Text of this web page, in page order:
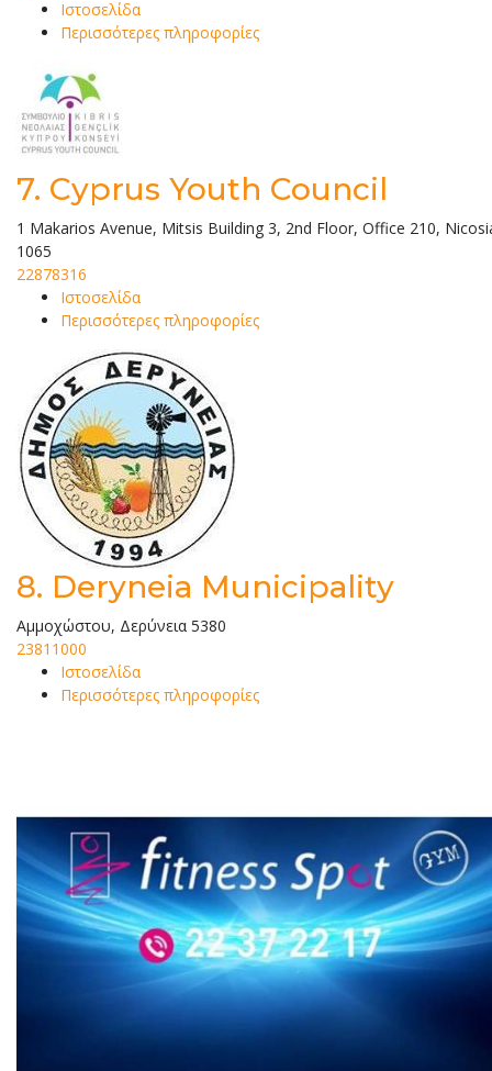
Ιστοσελίδα
Περισσότερες πληροφορίες
7. Cyprus Youth Council
1 Makarios Avenue, Mitsis Building 3, 2nd Floor, Office 210,
1065
22878316
Ιστοσελίδα
Περισσότερες πληροφορίες
8. Deryneia Municipality
Αμμοχώστου, Δερύνεια 5380
23811000
Ιστοσελίδα
Περισσότερες πληροφορίες